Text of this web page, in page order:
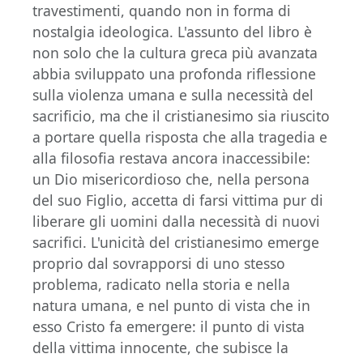
travestimenti, quando non in forma di
nostalgia ideologica. L'assunto del libro è
non solo che la cultura greca più avanzata
abbia sviluppato una profonda riflessione
sulla violenza umana e sulla necessità del
sacrificio, ma che il cristianesimo sia riuscito
a portare quella risposta che alla tragedia e
alla filosofia restava ancora inaccessibile:
un Dio misericordioso che, nella persona
del suo Figlio, accetta di farsi vittima pur di
liberare gli uomini dalla necessità di nuovi
sacrifici. L'unicità del cristianesimo emerge
proprio dal sovrapporsi di uno stesso
problema, radicato nella storia e nella
natura umana, e nel punto di vista che in
esso Cristo fa emergere: il punto di vista
della vittima innocente, che subisce la